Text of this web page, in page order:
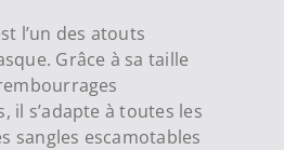
l’un des atouts
Grâce à sa taille
il s’adapte à toutes les
sangles escamotables